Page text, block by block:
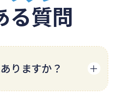
る質問
りますか？